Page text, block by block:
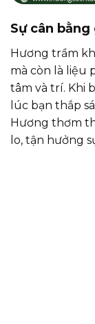
Sự cân
Hương trầm
mà còn là liệu
tâm và trí. Khi
lúc bạn thắp
Hương thơm
lo, tận hưởng